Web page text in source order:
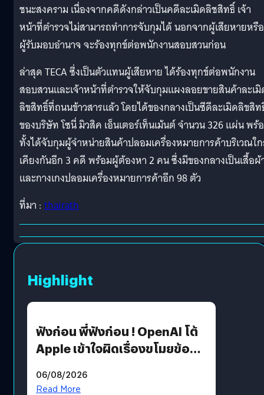
ชนะสงคราม เนื่องจากคดีดังกล่าวเป็นคดีละเมิดลิชสิทธิ์ เจ้า
หน้าที่ตำรวจไม่สามารถทำการจับกุมได้ นอกจากผู้เสียหายหรือ
ผู้รับมอบอำนาจ จะร้องทุกข์ต่อพนักงานสอบสวนก่อน
ล่าสุด TECA ซึ่งเป็นตัวแทนผู้เสียหาย ได้ร้องทุกข์ต่อพนักงาน
สอบสวนและเจ้าหน้าที่ตำรวจให้จับกุมแผงลอยขายสินค้าละเ
ลิขสิทธิ์ที่ถนนข้าวสารแล้ว โดยได้ของกลางเป็นซีดีละเมิดลิขสิ
ของบริษัท โซนี่ มิวสิค เอ็นเตอร์เท็นเม้นต์ จำนวน 326 แผ่น พร้
ทั้งได้จับกุมผู้จำหน่ายสินค้าปลอมเครื่องหมายการค้าบริเวณใ
เคียงกันอีก 3 คดี พร้อมผู้ต้องหา 2 คน ซึ่งมีของกลางเป็นเสื้อผ้
และกางเกงปลอมเครื่องหมายการค้าอีก 98 ตัว
ที่มา : thairath
Highlight
ฟังก่อน พี่ฟังก่อน ! OpenAI โต้
Apple เข้าใจผิดเรื่องขโมยข้อมูล
06/08/2026
Read More